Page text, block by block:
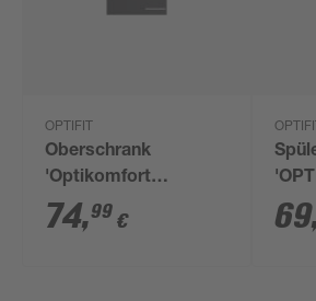
OPTIFIT
Oberschrank
'Optikomfort
Ingvar420' anthrazit
matt 60 x 70,4 x 34,9
74,99 €
OPTIFIT
matt
69